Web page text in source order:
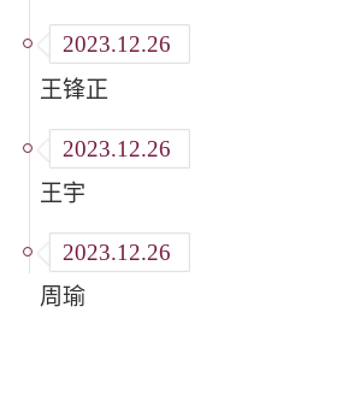
2023.12.26
王锋正
2023.12.26
王宇
2023.12.26
周瑜